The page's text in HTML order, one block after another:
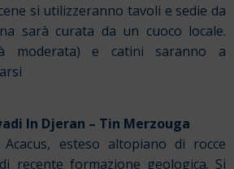
si utilizzeranno tavoli e sedie da
sarà curata da un cuoco locale.
moderata) e catini saranno a
In Djeran – Tin Merzouga
esteso altopiano di rocce
recente formazione geologica. Si